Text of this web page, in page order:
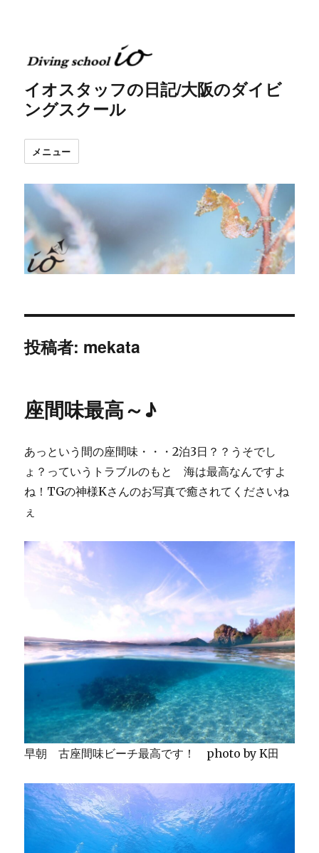
イオスタッフの日記/大阪のダイビ
ングスクール
メニュー
投稿者: mekata
座間味最高～♪
あっという間の座間味・・・2泊3日？？うそでし
ょ？っていうトラブルのもと 海は最高なんですよ
ね！TGの神様Kさんのお写真で癒されてくださいね
ぇ
早朝 古座間味ビーチ最高です！ photo by K田